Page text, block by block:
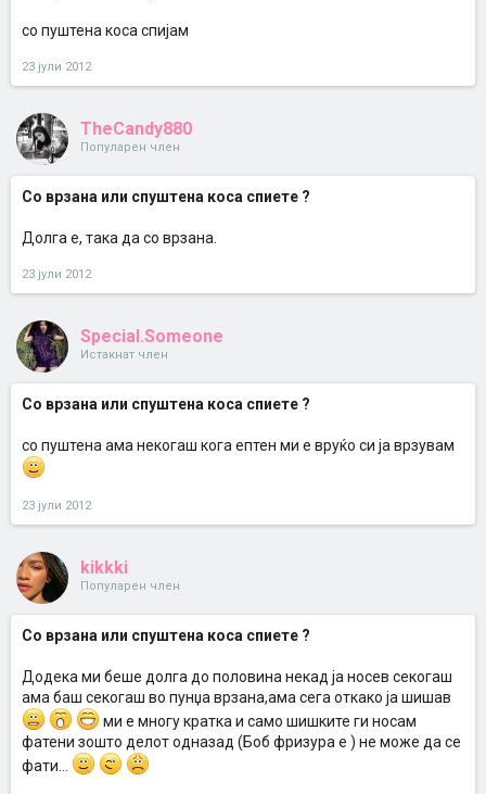
со пуштена коса спијам
23 јули 2012
TheCandy880
Популарен член
Со врзана или спуштена коса спиете ?
Долга е, така да со врзана.
23 јули 2012
Special.Someone
Истакнат член
Со врзана или спуштена коса спиете ?
со пуштена ама некогаш кога ептен ми е вруќо си ја врзувам
23 јули 2012
kikkki
Популарен член
Со врзана или спуштена коса спиете ?
Додека ми беше долга до половина некад ја носев секогаш
ама баш секогаш во пунџа врзана,ама сега откако ја шишав
ми е многу кратка и само шишките ги носам
фатени зошто делот одназад (Боб фризура е ) не може да се
фати...